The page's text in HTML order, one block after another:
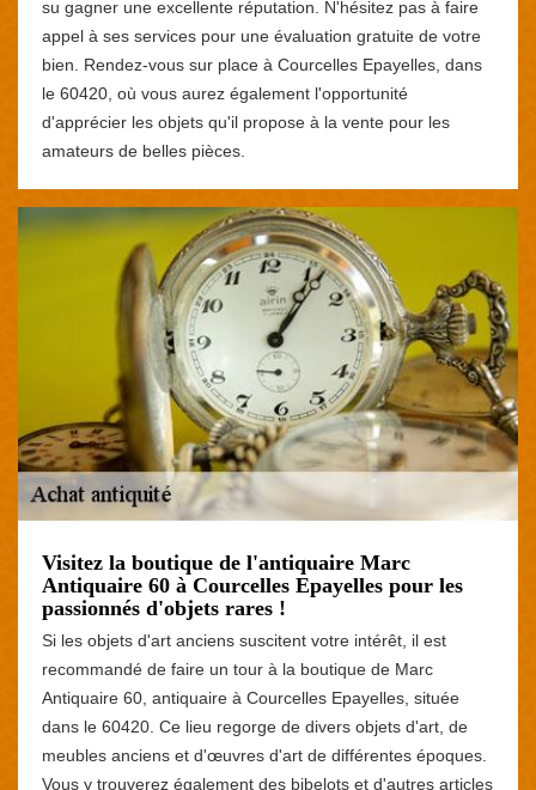
su gagner une excellente réputation. N'hésitez pas à faire
appel à ses services pour une évaluation gratuite de votre
bien. Rendez-vous sur place à Courcelles Epayelles, dans
le 60420, où vous aurez également l'opportunité
d'apprécier les objets qu'il propose à la vente pour les
amateurs de belles pièces.
Visitez la boutique de l'antiquaire Marc
Antiquaire 60 à Courcelles Epayelles pour les
passionnés d'objets rares !
Si les objets d'art anciens suscitent votre intérêt, il est
recommandé de faire un tour à la boutique de Marc
Antiquaire 60, antiquaire à Courcelles Epayelles, située
dans le 60420. Ce lieu regorge de divers objets d'art, de
meubles anciens et d'œuvres d'art de différentes époques.
Vous y trouverez également des bibelots et d'autres articles